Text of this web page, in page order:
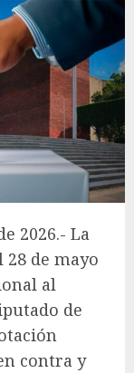
2026.- La
28 de mayo
al
de
contra y